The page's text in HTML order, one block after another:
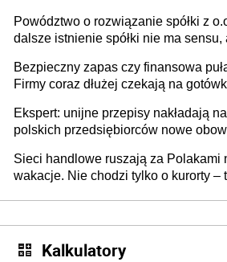
Powództwo o rozwiązanie spółki z
dalsze istnienie spółki nie ma sensu,
Bezpieczny zapas czy finansowa
Firmy coraz dłużej czekają na
Ekspert: unijne przepisy nakładają na
polskich przedsiębiorców nowe
Sieci handlowe ruszają za Polakami
wakacje. Nie chodzi tylko o kurorty –
Kalkulatory